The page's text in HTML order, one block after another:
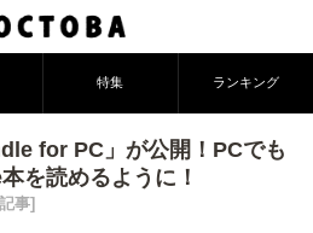
特集 ランキング
for PC」が公開！PCでも
を読めるように！
事]